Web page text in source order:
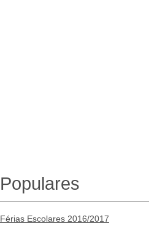
Populares
Férias Escolares 2016/2017